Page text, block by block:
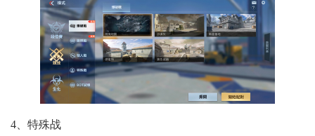
4、特殊战